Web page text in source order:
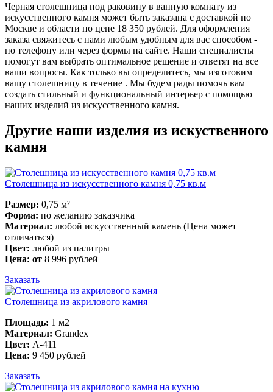
Черная столешница под раковину в ванную комнату из
искусственного камня может быть заказана с доставкой по
Москве и области по цене 18 350 рублей. Для оформления
заказа свяжитесь с нами любым удобным для вас способом -
по телефону или через формы на сайте. Наши специалисты
помогут вам выбрать оптимальное решение и ответят на все
ваши вопросы. Как только вы определитесь, мы изготовим
вашу столешницу в течение . Мы будем рады помочь вам
создать стильный и функциональный интерьер с помощью
наших изделий из искусственного камня.
Другие наши изделия из искуственного
камня
Столешница из искусственного камня 0,75 кв.м
Размер: 0,75 м²
Форма: по желанию заказчика
Материал: любой искусственный камень (Цена может
отличаться)
Цвет: любой из палитры
Цена: от 8 996 рублей
Заказать
Столешница из акрилового камня
Площадь: 1 м2
Материал: Grandex
Цвет: A-411
Цена: 9 450 рублей
Заказать